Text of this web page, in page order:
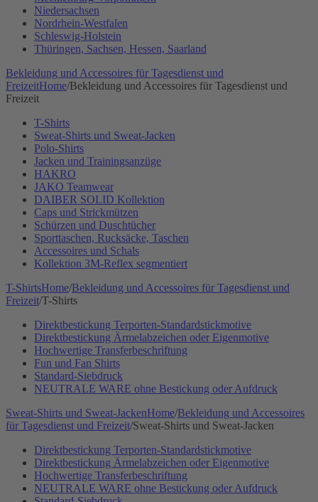
Niedersachsen
Nordrhein-Westfalen
Schleswig-Holstein
Thüringen, Sachsen, Hessen, Saarland
Bekleidung und Accessoires für Tagesdienst und
FreizeitHome/Bekleidung und Accessoires für Tagesdienst und
Freizeit
T-Shirts
Sweat-Shirts und Sweat-Jacken
Polo-Shirts
Jacken und Trainingsanzüge
HAKRO
JAKO Teamwear
DAIBER SOLID Kollektion
Caps und Strickmützen
Schürzen und Duschtücher
Sporttaschen, Rucksäcke, Taschen
Accessoires und Schals
Kollektion 3M-Reflex segmentiert
T-ShirtsHome/Bekleidung und Accessoires für Tagesdienst und
Freizeit/T-Shirts
Direktbestickung Terporten-Standardstickmotive
Direktbestickung Ärmelabzeichen oder Eigenmotive
Hochwertige Transferbeschriftung
Fun und Fan Shirts
Standard-Siebdruck
NEUTRALE WARE ohne Bestickung oder Aufdruck
Sweat-Shirts und Sweat-JackenHome/Bekleidung und Accessoires
für Tagesdienst und Freizeit/Sweat-Shirts und Sweat-Jacken
Direktbestickung Terporten-Standardstickmotive
Direktbestickung Ärmelabzeichen oder Eigenmotive
Hochwertige Transferbeschriftung
NEUTRALE WARE ohne Bestickung oder Aufdruck